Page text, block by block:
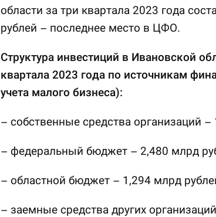
области за три квартала 2023 года
рублей – последнее место в ЦФО.
Структура инвестиций в Ивановской
квартала 2023 года по источникам
учета малого бизнеса):
– собственные средства организаций
– федеральный бюджет – 2,480 млрд
– областной бюджет – 1,294 млрд
– заемные средства других